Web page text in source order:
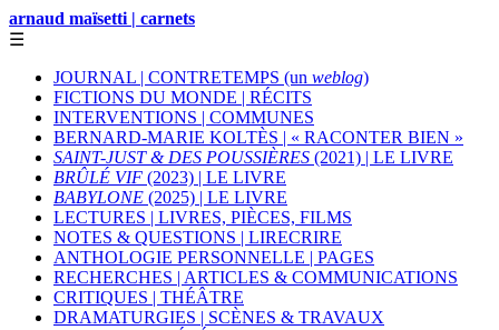
arnaud maïsetti | carnets
☰
JOURNAL | CONTRETEMPS (un weblog)
FICTIONS DU MONDE | RÉCITS
INTERVENTIONS | COMMUNES
BERNARD-MARIE KOLTÈS | « RACONTER BIEN »
SAINT-JUST & DES POUSSIÈRES (2021) | LE LIVRE
BRÛLÉ VIF (2023) | LE LIVRE
BABYLONE (2025) | LE LIVRE
LECTURES | LIVRES, PIÈCES, FILMS
NOTES & QUESTIONS | LIRECRIRE
ANTHOLOGIE PERSONNELLE | PAGES
RECHERCHES | ARTICLES & COMMUNICATIONS
CRITIQUES | THÉÂTRE
DRAMATURGIES | SCÈNES & TRAVAUX